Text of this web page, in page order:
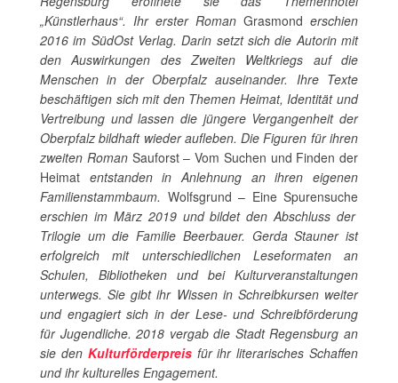
„Künstlerhaus“. Ihr erster Roman Grasmond erschien
2016 im SüdOst Verlag. Darin setzt sich die Autorin mit
den Auswirkungen des Zweiten Weltkriegs auf die
Menschen in der Oberpfalz auseinander. Ihre Texte
beschäftigen sich mit den Themen Heimat, Identität und
Vertreibung und lassen die jüngere Vergangenheit der
Oberpfalz bildhaft wieder aufleben. Die Figuren für ihren
zweiten Roman Sauforst – Vom Suchen und Finden der
Heimat entstanden in Anlehnung an ihren eigenen
Familienstammbaum. Wolfsgrund – Eine Spurensuche
erschien im März 2019 und bildet den Abschluss der
Trilogie um die Familie Beerbauer. Gerda Stauner ist
erfolgreich mit unterschiedlichen Leseformaten an
Schulen, Bibliotheken und bei Kulturveranstaltungen
unterwegs. Sie gibt ihr Wissen in Schreibkursen weiter
und engagiert sich in der Lese- und Schreibförderung
für Jugendliche. 2018 vergab die Stadt Regensburg an
sie den Kulturförderpreisfür ihr literarisches Schaffen
und ihr kulturelles Engagement.